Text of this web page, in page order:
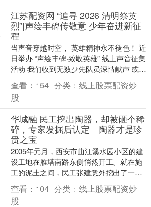
江苏配资网 “追寻·2026·清明祭英
烈”|声绘丰碑传敬意 少年奋进新征
程
当声音穿越时空， 英雄精神永不褪色！ 近
日举办 “声绘丰碑·致敬英雄” 线上声音征集
活动 我们收到无数少先队员深情献声 或激
昂、或温润 每一帧声波都镌刻着对先烈....
查看： 154 分类： 线上股票配资炒
股
华城融 民工挖出陶器，却被砸个稀
碎，专家发掘后认定：陶器才是珍
贵之宝
2005年元月，西安市曲江溪水园小区的建
设工地在雁塔南路东侧悄然开工。就在施
工的泥土之间，民工张建意外挖出了一尊
色彩鲜艳、造型精美的人形陶器。没过多
久，他便接连....
查看： 104 分类： 线上股票配资炒
股